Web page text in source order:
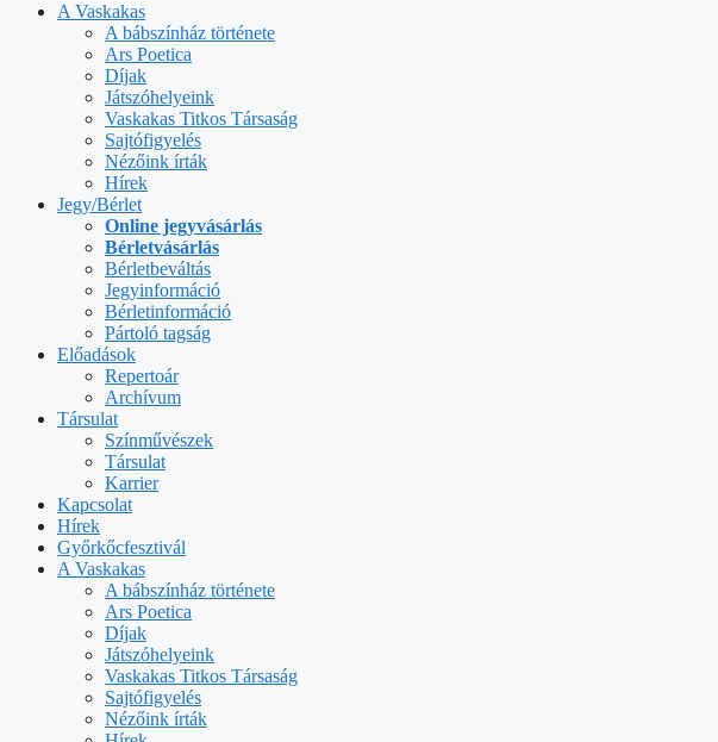
A Vaskakas
A bábszínház története
Ars Poetica
Díjak
Játszóhelyeink
Vaskakas Titkos Társaság
Sajtófigyelés
Nézőink írták
Hírek
Jegy/Bérlet
Online jegyvásárlás
Bérletvásárlás
Bérletbeváltás
Jegyinformáció
Bérletinformáció
Pártoló tagság
Előadások
Repertoár
Archívum
Társulat
Színművészek
Társulat
Karrier
Kapcsolat
Hírek
Győrkőcfesztivál
A Vaskakas
A bábszínház története
Ars Poetica
Díjak
Játszóhelyeink
Vaskakas Titkos Társaság
Sajtófigyelés
Nézőink írták